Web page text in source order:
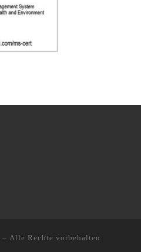
– Alle Rechte vorbehalten